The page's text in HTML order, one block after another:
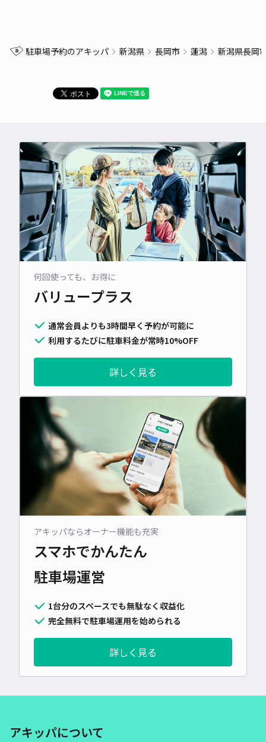
駐車場予約のアキッパ 新潟県 長岡市 蓮潟 新潟県長岡
何回使っても、お得に
バリュープラス
通常会員よりも3時間早く予約が可能に
利用するたびに駐車料金が常時10%OFF
詳しく見る
アキッパならオーナー機能も充実
スマホでかんたん
駐車場運営
1台分のスペースでも無駄なく収益化
完全無料で駐車場運用を始められる
詳しく見る
アキッパについて